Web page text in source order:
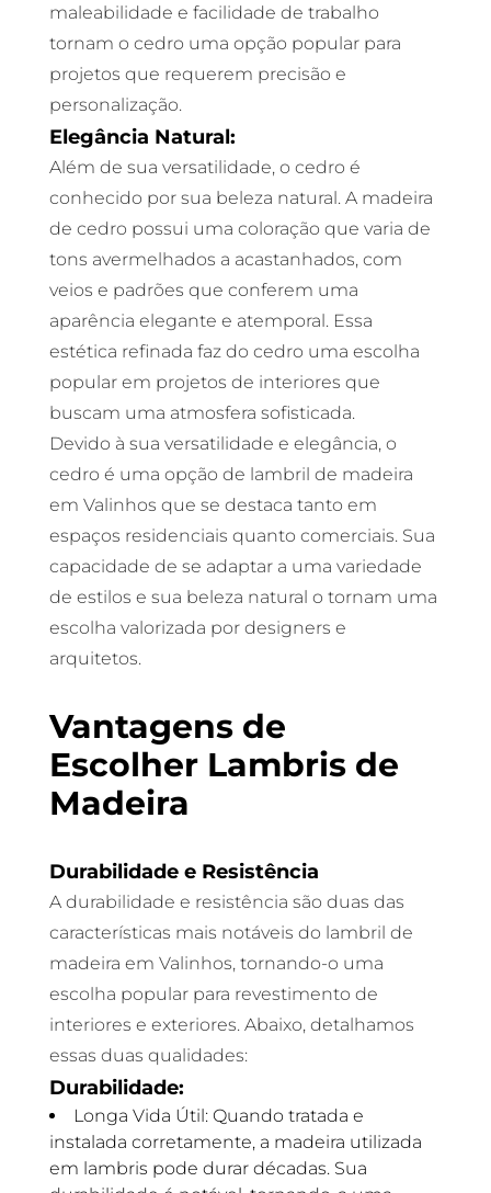
maleabilidade e facilidade de trabalho
tornam o cedro uma opção popular para
projetos que requerem precisão e
personalização.
Elegância Natural:
Além de sua versatilidade, o cedro é
conhecido por sua beleza natural. A madeira
de cedro possui uma coloração que varia de
tons avermelhados a acastanhados, com
veios e padrões que conferem uma
aparência elegante e atemporal. Essa
estética refinada faz do cedro uma escolha
popular em projetos de interiores que
buscam uma atmosfera sofisticada.
Devido à sua versatilidade e elegância, o
cedro é uma opção de lambril de madeira
em Valinhos que se destaca tanto em
espaços residenciais quanto comerciais. Sua
capacidade de se adaptar a uma variedade
de estilos e sua beleza natural o tornam uma
escolha valorizada por designers e
arquitetos.
Vantagens de
Escolher Lambris de
Madeira
Durabilidade e Resistência
A durabilidade e resistência são duas das
características mais notáveis do lambril de
madeira em Valinhos, tornando-o uma
escolha popular para revestimento de
interiores e exteriores. Abaixo, detalhamos
essas duas qualidades:
Durabilidade:
Longa Vida Útil: Quando tratada e
instalada corretamente, a madeira utilizada
em lambris pode durar décadas. Sua